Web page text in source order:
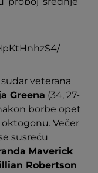
veterana
Greena (34, 27-
borbe opet
Večer
susreću
Maverick
Robertson